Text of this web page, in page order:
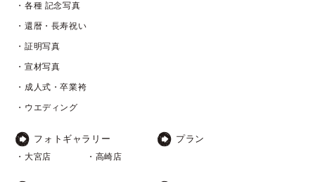
・各種 記念写真
・還暦・長寿祝い
・証明写真
・宣材写真
・成人式・卒業袴
・ウエディング
フォトギャラリー
・大宮店 ・高崎店
プラン